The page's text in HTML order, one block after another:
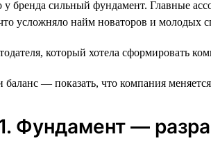
у бренда сильный фундамент. Главные
усложняло найм новаторов и молодых
который хотела сформировать
баланс — показать, что компания
Фундамент —